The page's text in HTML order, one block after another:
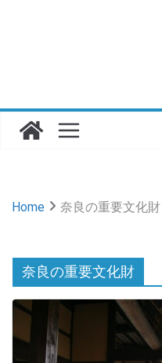
Home 奈良の重要文化財
奈良の重要文化財